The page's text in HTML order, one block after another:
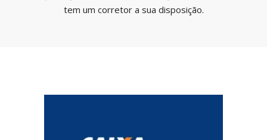
tem um corretor a sua disposição.